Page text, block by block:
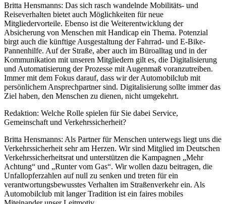
Britta Hensmanns: Das sich rasch wandelnde Mobilitäts- und
Reiseverhalten bietet auch Möglichkeiten für neue
Mitgliedervorteile. Ebenso ist die Weiterentwicklung der
Absicherung von Menschen mit Handicap ein Thema. Potenzial
birgt auch die künftige Ausgestaltung der Fahrrad- und E-Bike-
Pannenhilfe. Auf der Straße, aber auch im Büroalltag und in der
Kommunikation mit unseren Mitgliedern gilt es, die Digitalisierung
und Automatisierung der Prozesse mit Augenmaß voranzutreiben.
Immer mit dem Fokus darauf, dass wir der Automobilclub mit
persönlichem Ansprechpartner sind. Digitalisierung sollte immer das
Ziel haben, den Menschen zu dienen, nicht umgekehrt.
Redaktion: Welche Rolle spielen für Sie dabei Service,
Gemeinschaft und Verkehrssicherheit?
Britta Hensmanns: Als Partner für Menschen unterwegs liegt uns die
Verkehrssicherheit sehr am Herzen. Wir sind Mitglied im Deutschen
Verkehrssicherheitsrat und unterstützen die Kampagnen „Mehr
Achtung“ und „Runter vom Gas“. Wir wollen dazu beitragen, die
Unfallopferzahlen auf null zu senken und treten für ein
verantwortungsbewusstes Verhalten im Straßenverkehr ein. Als
Automobilclub mit langer Tradition ist ein faires mobiles